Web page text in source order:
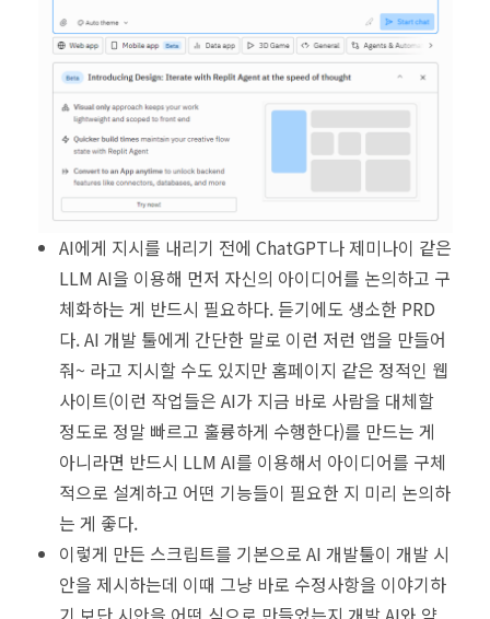
AI에게 지시를 내리기 전에 ChatGPT나 제미나이 같은
LLM AI을 이용해 먼저 자신의 아이디어를 논의하고 구
체화하는 게 반드시 필요하다. 듣기에도 생소한 PRD
다. AI 개발 툴에게 간단한 말로 이런 저런 앱을 만들어
줘~ 라고 지시할 수도 있지만 홈페이지 같은 정적인 웹
사이트(이런 작업들은 AI가 지금 바로 사람을 대체할
정도로 정말 빠르고 훌륭하게 수행한다)를 만드는 게
아니라면 반드시 LLM AI를 이용해서 아이디어를 구체
적으로 설계하고 어떤 기능들이 필요한 지 미리 논의하
는 게 좋다.
이렇게 만든 스크립트를 기본으로 AI 개발툴이 개발 시
안을 제시하는데 이때 그냥 바로 수정사항을 이야기하